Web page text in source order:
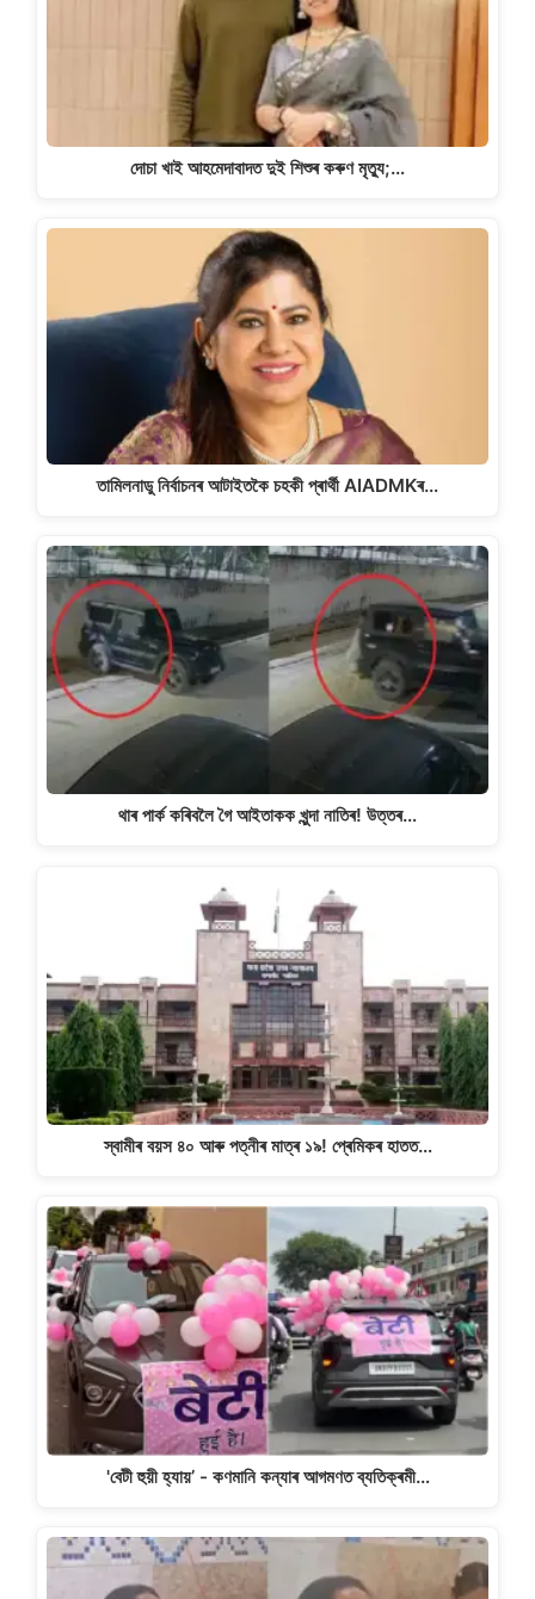
দোচা খাই আহমেদাবাদত দুই শিশুৰ কৰুণ মৃত্যু;…
তামিলনাডু নিৰ্বাচনৰ আটাইতকৈ চহকী প্ৰাৰ্থী AIADMKৰ…
থাৰ পাৰ্ক কৰিবলৈ গৈ আইতাকক খুন্দা নাতিৰ! উত্তৰ…
স্বামীৰ বয়স ৪০ আৰু পত্নীৰ মাত্ৰ ১৯! প্ৰেমিকৰ হাতত…
'বেটী হুয়ী হ্যায়’ - কণমানি কন্যাৰ আগমণত ব্যতিক্ৰমী…